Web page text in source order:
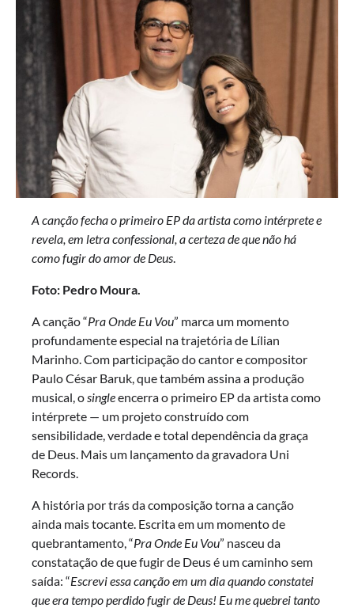
A canção fecha o primeiro EP da artista como intérprete e
revela, em letra confessional, a certeza de que não há
como fugir do amor de Deus.
Foto: Pedro Moura.
A canção “Pra Onde Eu Vou” marca um momento
profundamente especial na trajetória de Lílian
Marinho. Com participação do cantor e compositor
Paulo César Baruk, que também assina a produção
musical, osingleencerra o primeiro EP da artista como
intérprete — um projeto construído com
sensibilidade, verdade e total dependência da graça
de Deus. Mais um lançamento da gravadora Uni
Records.
A história por trás da composição torna a canção
ainda mais tocante. Escrita em um momento de
quebrantamento, “Pra Onde Eu Vou” nasceu da
constatação de que fugir de Deus é um caminho sem
saída: “Escrevi essa canção em um dia quando constatei
que era tempo perdido fugir de Deus! Eu me quebrei tanto